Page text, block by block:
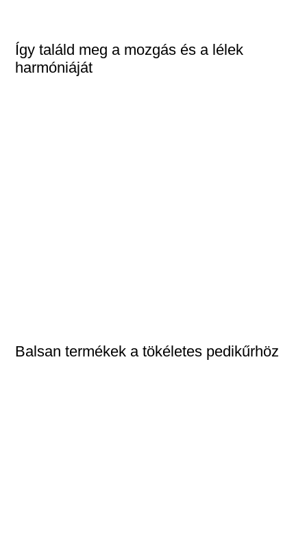
Így találd meg a mozgás és a lélek
harmóniáját
Balsan termékek a tökéletes pedikűrhöz